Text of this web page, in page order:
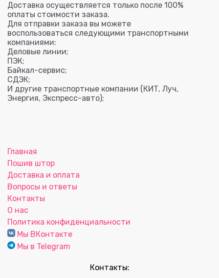
Доставка осуществляется только после 100%
оплаты стоимости заказа.
Для отправки заказа вы можете
воспользоваться следующими транспортными
компаниями:
Деловые линии;
ПЭК;
Байкал-сервис;
СДЭК;
И другие транспортные компании (КИТ, Луч,
Энергия, Экспресс-авто);
Главная
Пошив штор
Доставка и оплата
Вопросы и ответы
Контакты
О нас
Политика конфиденциальности
Мы ВКонтакте
Мы в Telegram
Контакты: